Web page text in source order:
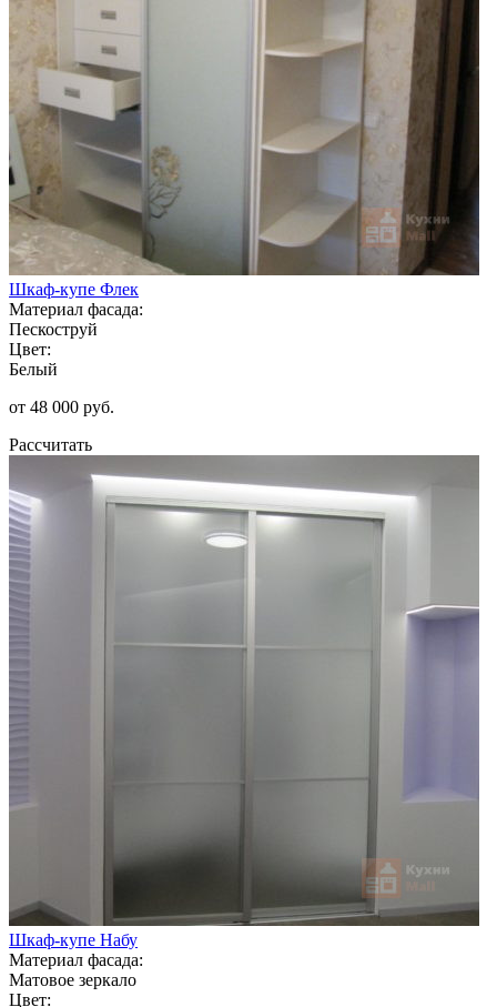
Шкаф-купе Флек
Материал фасада:
Пескоструй
Цвет:
Белый
от 48 000 руб.
Рассчитать
Шкаф-купе Набу
Материал фасада:
Матовое зеркало
Цвет: